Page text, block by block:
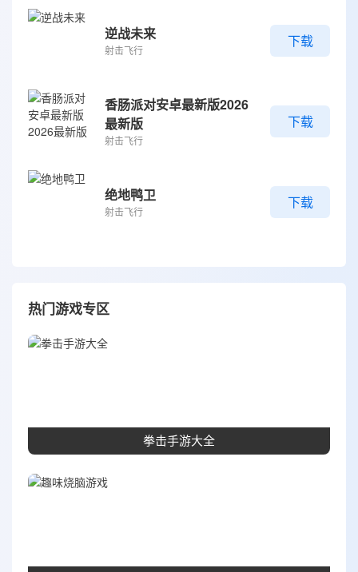
逆战未来
射击飞行
下载
香肠派对安卓最新版2026
最新版
射击飞行
下载
绝地鸭卫
射击飞行
下载
热门游戏专区
拳击手游大全